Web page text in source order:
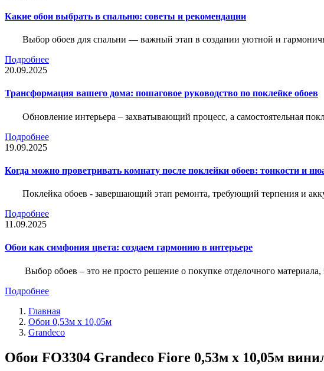
Какие обои выбрать в спальню: советы и рекомендации
Выбор обоев для спальни — важный этап в создании уютной и
Подробнее
20.09.2025
Трансформация вашего дома: пошаговое руководство по поклейке обоев
Обновление интерьера – захватывающий процесс, а самостоятельная
Подробнее
19.09.2025
Когда можно проветривать комнату после поклейки обоев: тонкости и
Поклейка обоев - завершающий этап ремонта, требующий терпения и
Подробнее
11.09.2025
Обои как симфония цвета: создаем гармонию в интерьере
Выбор обоев – это не просто решение о покупке отделочного
Подробнее
Главная
Обои 0,53м x 10,05м
Grandeco
Обои FO3304 Grandeco Fiore 0,53м x 10,05м